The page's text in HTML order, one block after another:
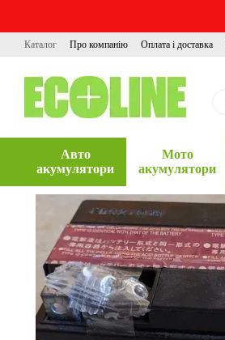
Каталог Про компанію Оплата і доставка
Авто
акумулятори
Мото
акумулятори